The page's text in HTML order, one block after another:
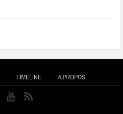
TIMELINE A PROPOS